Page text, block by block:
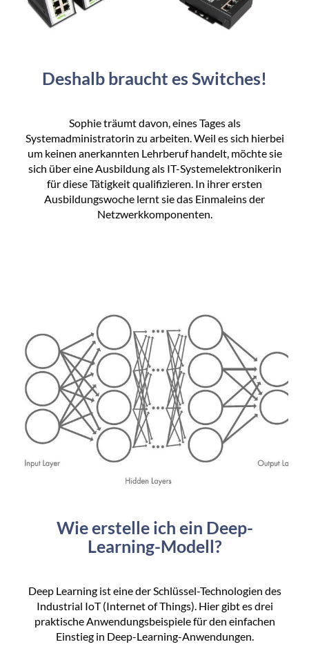
Deshalb braucht es Switches!
Sophie träumt davon, eines Tages als
Systemadministratorin zu arbeiten. Weil es sich hierbei
um keinen anerkannten Lehrberuf handelt, möchte sie
sich über eine Ausbildung als IT-Systemelektronikerin
für diese Tätigkeit qualifizieren. In ihrer ersten
Ausbildungswoche lernt sie das Einmaleins der
Netzwerkkomponenten.
Wie erstelle ich ein Deep-
Learning-Modell?
Deep Learning ist eine der Schlüssel-Technologien des
Industrial IoT (Internet of Things). Hier gibt es drei
praktische Anwendungsbeispiele für den einfachen
Einstieg in Deep-Learning-Anwendungen.